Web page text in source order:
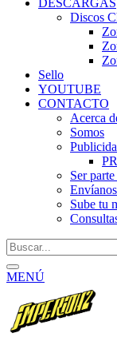
DESCARGAS
Discos
Sello
YOUTUBE
CONTACTO
Acerca
Somos
Ser
Sube tu
MENÚ